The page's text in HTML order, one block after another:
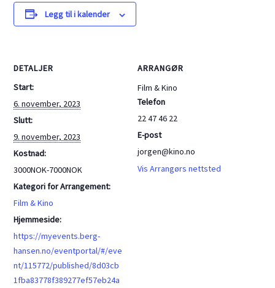
Legg til i kalender
DETALJER
Start:
6. november, 2023
Slutt:
9. november, 2023
Kostnad:
3000NOK-7000NOK
Kategori for Arrangement:
Film & Kino
Hjemmeside:
https://myevents.berg-
hansen.no/eventportal/#/eve
nt/115772/published/8d03cb
1fba83778f389277ef57eb24a
ARRANGØR
Film & Kino
Telefon
22 47 46 22
E-post
jorgen@kino.no
Vis Arrangørs nettsted